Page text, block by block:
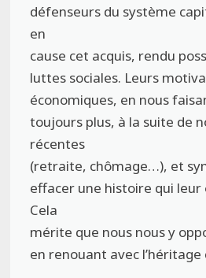
défenseurs du système
en
cause cet acquis, rendu
luttes sociales. Leurs
économiques, en nous
toujours plus, à la suite de
récentes
(retraite, chômage…), et
effacer une histoire qui
Cela
mérite que nous nous y
en renouant avec